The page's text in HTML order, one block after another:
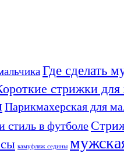
Где сделать
стрижки
Парикмахерская для
стиль в футболе
камуфляж седины